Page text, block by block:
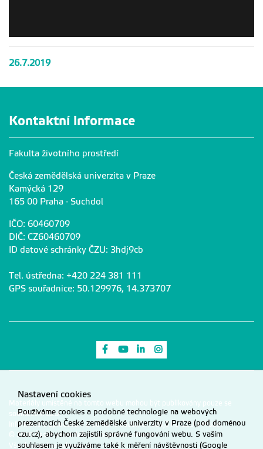
26.7.2019
Kontaktní informace
Fakulta životního prostředí
Česká zemědělská univerzita v Praze
Kamýcká 129
165 00 Praha - Suchdol
IČO: 60460709
DIČ: CZ60460709
ID datové schránky ČZU: 3hdj9cb
Tel. ústředna: +420 224 381 111
GPS souřadnice: 50.129976, 14.373707
Odkaz na Facebook
Odkaz na Youtube
Odkaz na LinkedIn
Materiály umístěné na tomto webu mohou být publikovány pouze se
souhlasem ČZU.
Informace o zpracování a ochraně osobních údajů na ČZU v Praze.
© 2026 Česká zemědělská univerzita v Praze
Všechna práva vyhrazena
Nastavení cookies
Používáme cookies a podobné technologie na webových
prezentacích České zemědělské univerzity v Praze (pod doménou
czu.cz), abychom zajistili správné fungování webu. S vaším
souhlasem je využíváme také k měření návštěvnosti (Google